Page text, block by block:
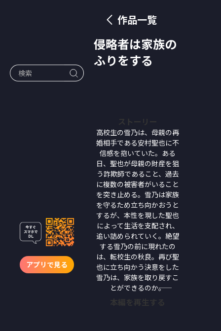
アプリで見る
作品一覧
侵略者は家族の
ふりをする
ストーリー
高校生の雪乃は、母親の再
婚相手である安村聖也に不
信感を抱いていた。ある
日、聖也が母親の財産を狙
う詐欺師であること、過去
に複数の被害者がいること
を突き止める。雪乃は家族
を守るため立ち向かおうと
するが、本性を現した聖也
によって生活を支配され、
追い詰められていく。絶望
する雪乃の前に現れたの
は、転校生の秋良。再び聖
也に立ち向かう決意をした
雪乃は、家族を取り戻すこ
とができるのか――。
本編を再生する